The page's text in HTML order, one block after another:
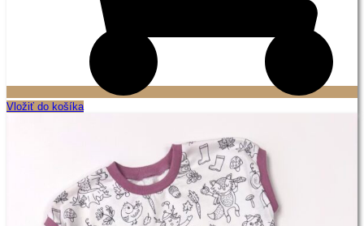
Vložiť do košíka